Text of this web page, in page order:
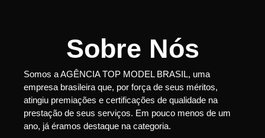
Sobre Nós
Somos a AGÊNCIA TOP MODEL BRASIL, uma
empresa brasileira que, por força de seus méritos,
atingiu premiações e certificações de qualidade na
prestação de seus serviços. Em pouco menos de um
ano, já éramos destaque na categoria.